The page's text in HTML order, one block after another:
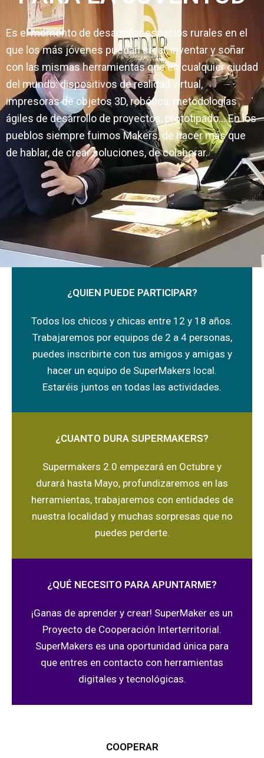
Es el momento de desarrollar espacios rurales en el
que los más jóvenes puedan crear, inventar y soñar
con las mismas herramientas que en cualquier ciudad
del mundo: dispositivos de realidad virtual,
impresoras de objetos 3D, robótica, metodologías
ágiles de desarrollo de proyectos, prototipado… En los
pueblos siempre fuimos Makers, de hacer más que
de hablar, de crear soluciones, de colaborar.
¿QUIEN PUEDE PARTICIPAR?
Todos los chicos y chicas entre 12 y 18 años.
Trabajaremos por equipos de 2 a 4 personas,
puedes inscribirte con tus amigos y amigas y
hacer un equipo de SuperMakers local.
Estaréis juntos en todas las actividades.
¿CUANTO DURA SUPERMAKERS?
Supermakers 2.0 empezará en Octubre y
durará hasta Mayo, profundizaremos en las
herramientas, trabajaremos con entidades de
nuestra localidad y muchas sorpresas que no
puedes perderte.
¿QUÉ NECESITO PARA APUNTARME?
¡Ganas de aprender y crear! SuperMaker es un
Proyecto de Cooperación Interterritorial.
SuperMakers es una oportunidad única para
que entres en contacto con herramientas
digitales y tecnológicas.
COOPERAR